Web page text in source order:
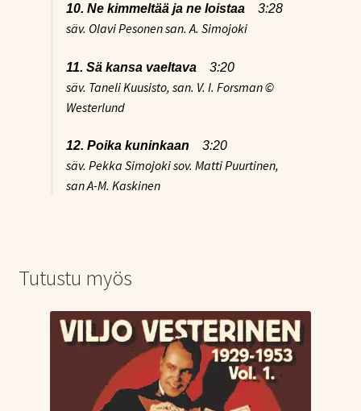
10. Ne kimmeltää ja ne loistaa3:28
säv. Olavi Pesonen san. A. Simojoki
11. Sä kansa vaeltava3:20
säv. Taneli Kuusisto, san. V. I. Forsman ©
Westerlund
12. Poika kuninkaan 3:20
säv. Pekka Simojoki sov. Matti Puurtinen,
san A-M. Kaskinen
Tutustu myös